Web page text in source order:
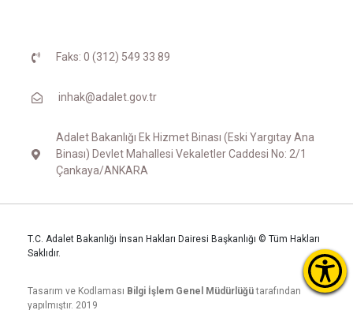
Faks: 0 (312) 549 33 89
inhak@adalet.gov.tr
Adalet Bakanlığı Ek Hizmet Binası (Eski Yargıtay Ana
Binası) Devlet Mahallesi Vekaletler Caddesi No: 2/1
Çankaya/ANKARA
T.C. Adalet Bakanlığı İnsan Hakları Dairesi Başkanlığı © Tüm Hakları
Saklıdır.
Tasarım ve Kodlaması Bilgi İşlem Genel Müdürlüğütarafından
yapılmıştır. 2019